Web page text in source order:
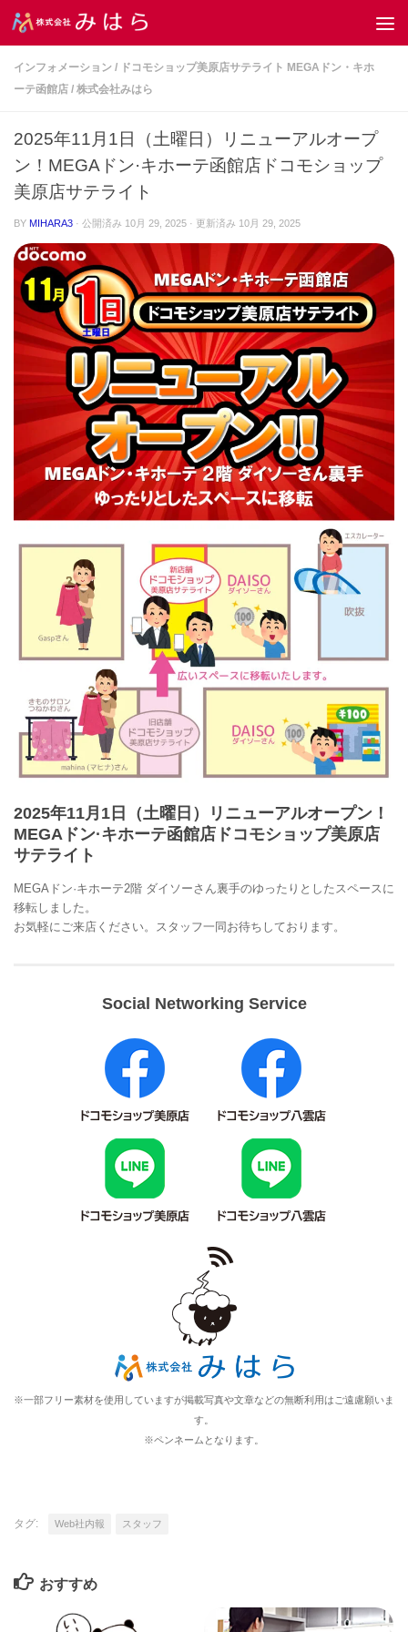
コンテンツへスキップ
インフォメーション /
ドコモショップ美原店サテライト MEGAドン・キホ
ーテ函館店 / 株式会社みはら
2025年11月1日（土曜日）リニューアルオープ
ン！MEGAドン·キホーテ函館店ドコモショップ
美原店サテライト
BY MIHARA3 · 公開済み 10月 29, 2025 · 更新済み 10月 29, 2025
2025年11月1日（土曜日）リニューアルオープン！
MEGAドン·キホーテ函館店ドコモショップ美原店
サテライト
MEGAドン·キホーテ2階 ダイソーさん裏手のゆったりとしたスペースに
移転しました。
お気軽にご来店ください。スタッフ一同お待ちしております。
Social Networking Service
※一部フリー素材を使用していますが掲載写真や文章などの無断利用はご遠慮願いま
す。
※ペンネームとなります。
タグ: Web社内報 スタッフ
おすすめ